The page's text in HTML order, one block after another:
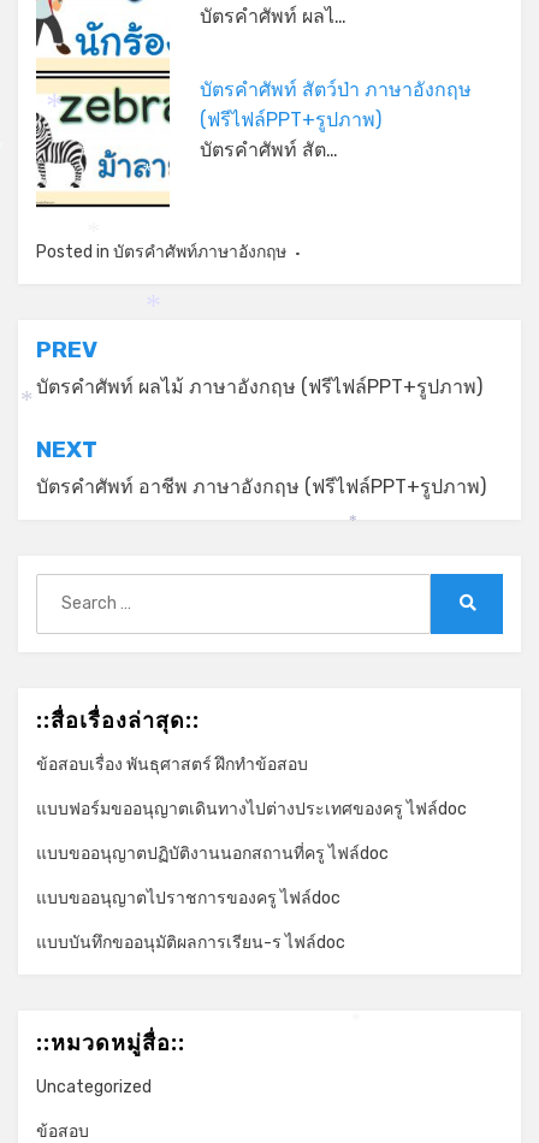
บัตรคำศัพท์ ผลไ…
บัตรคำศัพท์ สัตว์ป่า ภาษาอังกฤษ
(ฟรีไฟล์PPT+รูปภาพ)
บัตรคำศัพท์ สัต…
Posted in บัตรคำศัพท์ภาษาอังกฤษ
แนะแนว
เรื่อง
PREV
บัตรคำศัพท์ ผลไม้ ภาษาอังกฤษ (ฟรีไฟล์PPT+รูปภาพ)
NEXT
บัตรคำศัพท์ อาชีพ ภาษาอังกฤษ (ฟรีไฟล์PPT+รูปภาพ)
for:
::สื่อเรื่องล่าสุด::
ข้อสอบเรื่อง พันธุศาสตร์ ฝึกทำข้อสอบ
แบบฟอร์มขออนุญาตเดินทางไปต่างประเทศของครู ไฟล์doc
แบบขออนุญาตปฏิบัติงานนอกสถานที่ครู ไฟล์doc
แบบขออนุญาตไปราชการของครู ไฟล์doc
แบบบันทึกขออนุมัติผลการเรียน-ร ไฟล์doc
::หมวดหมู่สื่อ::
Uncategorized
ข้อสอบ
*
*
*